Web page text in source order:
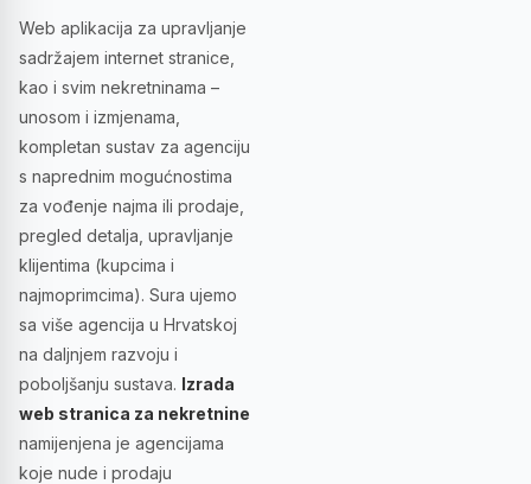
Web aplikacija za upravljanje
sadržajem internet stranice,
kao i svim nekretninama –
unosom i izmjenama,
kompletan sustav za agenciju
s naprednim mogućnostima
za vođenje najma ili prodaje,
pregled detalja, upravljanje
klijentima (kupcima i
najmoprimcima). Sura ujemo
sa više agencija u Hrvatskoj
na daljnjem razvoju i
poboljšanju sustava. Izrada
web stranica za nekretnine
namijenjena je agencijama
koje nude i prodaju